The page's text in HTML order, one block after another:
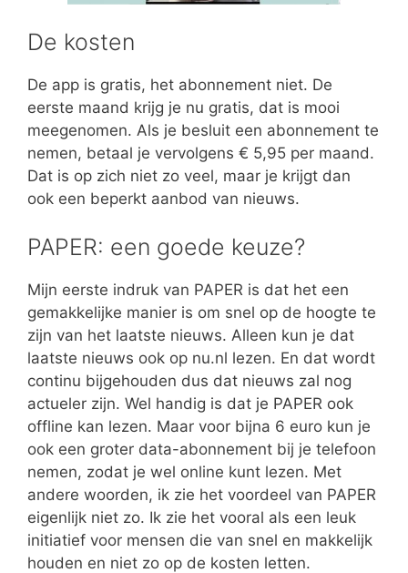
De kosten
De app is gratis, het abonnement niet. De
eerste maand krijg je nu gratis, dat is mooi
meegenomen. Als je besluit een abonnement te
nemen, betaal je vervolgens € 5,95 per maand.
Dat is op zich niet zo veel, maar je krijgt dan
ook een beperkt aanbod van nieuws.
PAPER: een goede keuze?
Mijn eerste indruk van PAPER is dat het een
gemakkelijke manier is om snel op de hoogte te
zijn van het laatste nieuws. Alleen kun je dat
laatste nieuws ook op nu.nl lezen. En dat wordt
continu bijgehouden dus dat nieuws zal nog
actueler zijn. Wel handig is dat je PAPER ook
offline kan lezen. Maar voor bijna 6 euro kun je
ook een groter data-abonnement bij je telefoon
nemen, zodat je wel online kunt lezen. Met
andere woorden, ik zie het voordeel van PAPER
eigenlijk niet zo. Ik zie het vooral als een leuk
initiatief voor mensen die van snel en makkelijk
houden en niet zo op de kosten letten.